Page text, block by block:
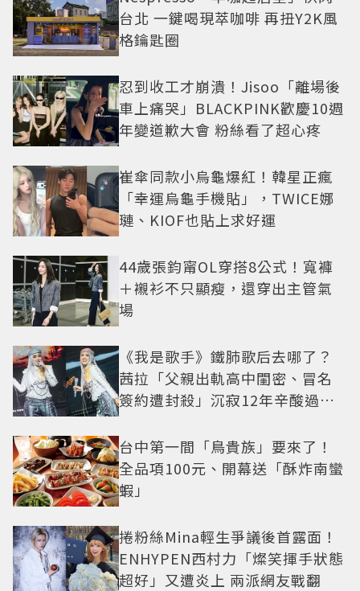
台北 一鍵喝現萃咖啡 再扭Y2K風
格鑰匙圈
忍到收工才崩潰！Jisoo「離場後
車上痛哭」BLACKPINK歡慶10週
年變道歉大會 粉絲看了超心疼
崔傘同款小烏龜爆紅！韓星正瘋
「幸運烏龜手機貼」，TWICE娜
璉、KIOF也貼上求好運
44歲張鈞甯OL穿搭8公式！寬褲
＋襯衫不只顯瘦，還穿出主管氣
場
《我是歌手》鐵肺歌后去哪了？
茜拉「父親出軌高中閨密、冒名
簽約遭封殺」沉寂12年辛酸過往
台中第一間「鳥貴族」要來了！
全品項100元、開幕送「酥炸南蠻
蝦」
捲粉絲Mina輕生爭議後首露面！
ENHYPEN西村力「燦笑揮手狀態
超好」又遭炎上 兩派網友戰翻